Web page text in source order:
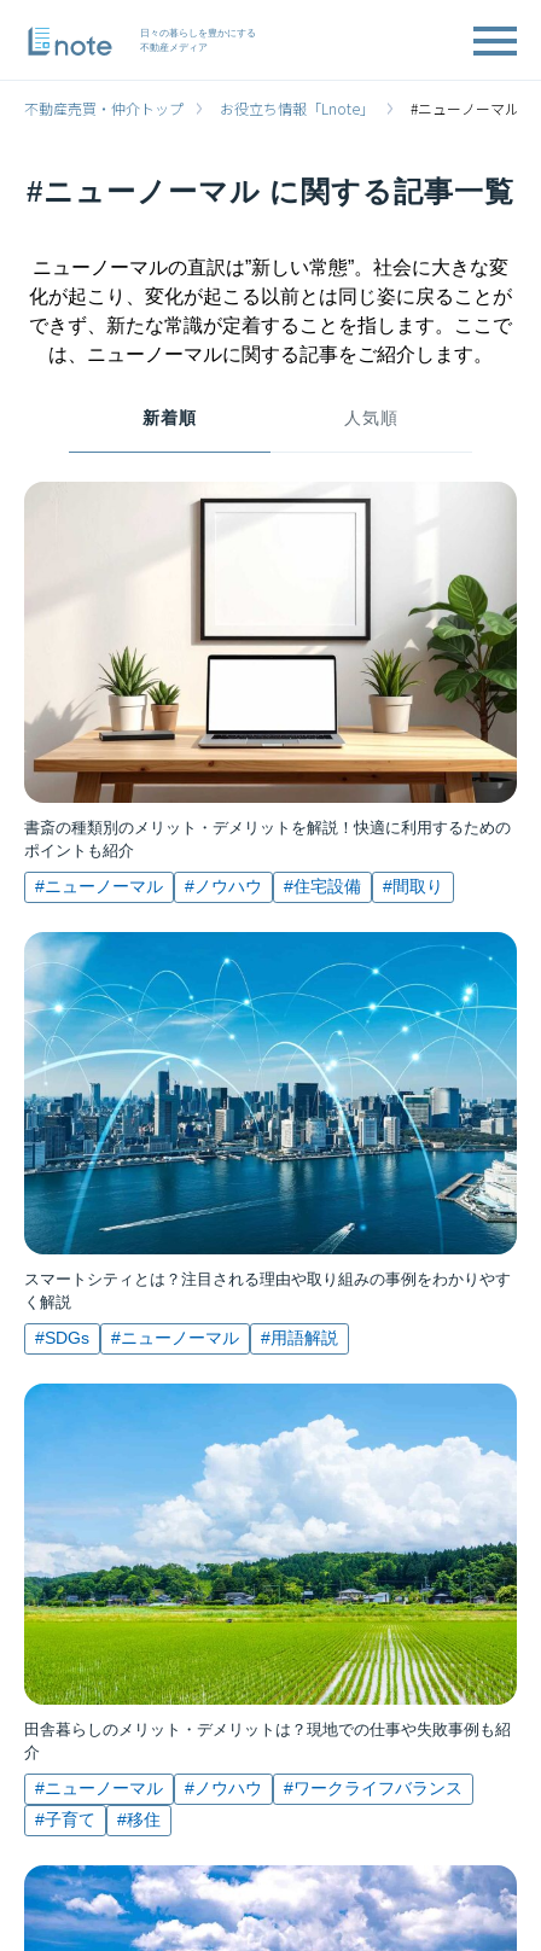
日々の暮らしを豊かにする
不動産メディア
不動産売買・仲介トップ お役立ち情報「Lnote」 #ニューノーマル
#ニューノーマル に関する記事一覧
ニューノーマルの直訳は”新しい常態”。社会に大きな変
化が起こり、変化が起こる以前とは同じ姿に戻ることが
できず、新たな常識が定着することを指します。ここで
は、ニューノーマルに関する記事をご紹介します。
新着順 人気順
書斎の種類別のメリット・デメリットを解説！快適に利用するための
ポイントも紹介
#ニューノーマル #ノウハウ #住宅設備 #間取り
スマートシティとは？注目される理由や取り組みの事例をわかりやす
く解説
#SDGs #ニューノーマル #用語解説
田舎暮らしのメリット・デメリットは？現地での仕事や失敗事例も紹
介
#ニューノーマル #ノウハウ
#ワークライフバランス
#子育て
#移住